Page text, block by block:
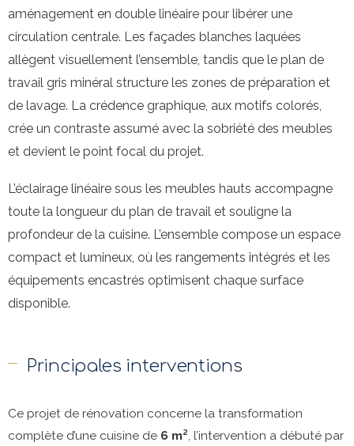
aménagement en double linéaire pour libérer une
circulation centrale. Les façades blanches laquées
allègent visuellement l’ensemble, tandis que le plan de
travail gris minéral structure les zones de préparation et
de lavage. La crédence graphique, aux motifs colorés,
crée un contraste assumé avec la sobriété des meubles
et devient le point focal du projet.
L’éclairage linéaire sous les meubles hauts accompagne
toute la longueur du plan de travail et souligne la
profondeur de la cuisine. L’ensemble compose un espace
compact et lumineux, où les rangements intégrés et les
équipements encastrés optimisent chaque surface
disponible.
Principales interventions
Ce projet de rénovation concerne la transformation
complète d’une cuisine de 6 m², l’intervention a débuté par